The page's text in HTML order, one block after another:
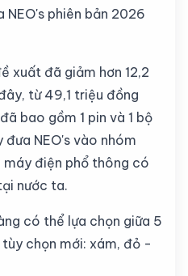
NEO's phiên bản 2026
xuất đã giảm hơn 12,2
từ 49,1 triệu đồng
bao gồm 1 pin và 1 bộ
NEO's vào nhóm
điện phổ thông có
nước ta.
có thể lựa chọn giữa 5
chọn mới: xám, đỏ -